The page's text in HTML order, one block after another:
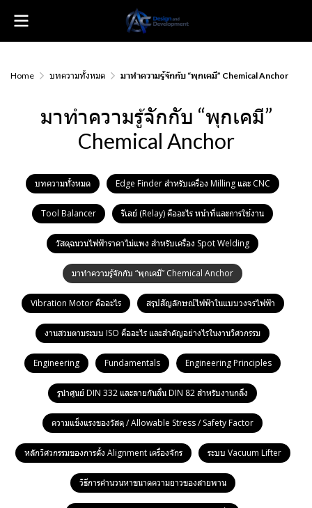
Home บทความทั้งหมด มาทำความรู้จักกับ “พุกเคมี” Chemical Anchor
มาทำความรู้จักกับ “พุกเคมี”
Chemical Anchor
บทความทั้งหมด Edge Finder สำหรับเครื่อง Milling และ CNC
Tool Balancer รีเลย์ (Relay) คืออะไร หน้าที่และการใช้งาน
วัสดุฉนวนไฟฟ้าราคาไม่แพง สำหรับเครื่อง Spot Welding
มาทำความรู้จักกับ “พุกเคมี” Chemical Anchor
Vibration Motor คืออะไร สรุปสัญลักษณ์ไฟฟ้าในแบบวงจรไฟฟ้า
งานสวมตามระบบ ISO คืออะไร และสำคัญอย่างไรในงานวิศวกรรม
Engineering Fundamentals Engineering Principles
รูนำศูนย์ DIN 332 และลายกันลื่น DIN 82 สำหรับงานกลึง
ความแข็งแรงของวัสดุ / Allowable Stress / Safety Factor
หลักวิศวกรรมของการตั้ง Alignment เครื่องจักร ระบบ Vacuum Lifter
วิธีการคำนวนหาขนาดความยาวของสายพาน